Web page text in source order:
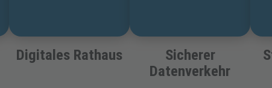
Digitales Rathaus
Sicherer
Datenverkehr